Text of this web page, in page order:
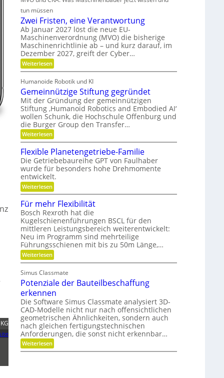
s
t
o
f
f
b
r
a
n
c
h
e
n
k
Ö
l
a
u
s
l
e
i
c
h
e
i
s
t
u
n
g
s
k
a
s
s
e
c
h
e
r
e
R
o
u
t
e
r
g
e
n
e
r
a
t
i
o
n
n
i
a
t
u
r
-
S
e
n
s
o
e
n
f
ü
r
R
o
b
o
t
e
r
g
r
e
f
e
r
tun müssen
Zwei Fristen, eine Verantwortung
Ab Januar 2027 löst die neue EU-
Maschinenverordnung (MVO) die bisherige
Maschinenrichtlinie ab – und kurz darauf, im
Dezember 2027, greift der Cyber…
Weiterlesen:
Z
e
i
F
r
i
s
t
e
n
e
i
n
e
V
e
r
a
n
t
w
o
r
t
u
n
Humanoide Robotik und KI
Gemeinnützige Stiftung gegründet
Mit der Gründung der gemeinnützigen
Stiftung ‚Humanoid Robotics and Embodied AI‘
wollen Schunk, die Hochschule Offenburg und
die Burger Group den Transfer…
Weiterlesen:
G
e
m
e
i
n
n
ü
t
z
i
g
e
S
t
i
f
t
n
g
g
e
g
r
ü
n
d
e
t
Flexible Planetengetriebe-Familie
Die Getriebebaureihe GPT von Faulhaber
wurde für besonders hohe Drehmomente
entwickelt.
Weiterlesen:
F
e
x
i
b
l
e
P
l
a
e
t
e
n
g
e
t
r
i
e
b
e
Für mehr Flexibilität
Bosch Rexroth hat die
Kugelschienenführungen BSCL für den
mittleren Leistungsbereich weiterentwickelt:
Neu im Programm sind mehrteilige
Führungsschienen mit bis zu 50m Länge,…
Weiterlesen:
F
r
m
h
r
F
l
e
x
i
b
i
Simus Classmate
Potenziale der Bauteilbeschaffung
erkennen
Die Software Simus Classmate analysiert 3D-
CAD-Modelle nicht nur nach offensichtlichen
geometrischen Ähnlichkeiten, sondern auch
nach gleichen fertigungstechnischen
Anforderungen, die sonst nicht erkennbar…
Weiterlesen:
P